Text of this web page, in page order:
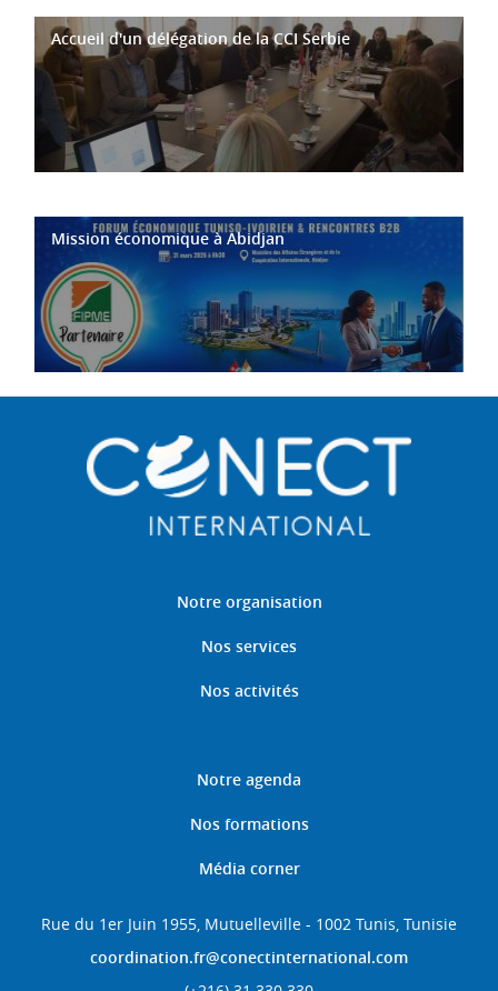
Accueil d'un délégation de la CCI Serbie
Mission économique à Abidjan
Notre organisation
Nos services
Nos activités
Notre agenda
Nos formations
Média corner
Rue du 1er Juin 1955, Mutuelleville - 1002 Tunis, Tunisie
coordination.fr@conectinternational.com